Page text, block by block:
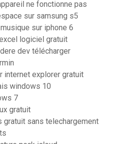
ne fonctionne pas
sur samsung s5
sur iphone 6
logiciel gratuit
dev télécharger
internet explorer gratuit
windows 10
7
gratuit
gratuit sans telechargement